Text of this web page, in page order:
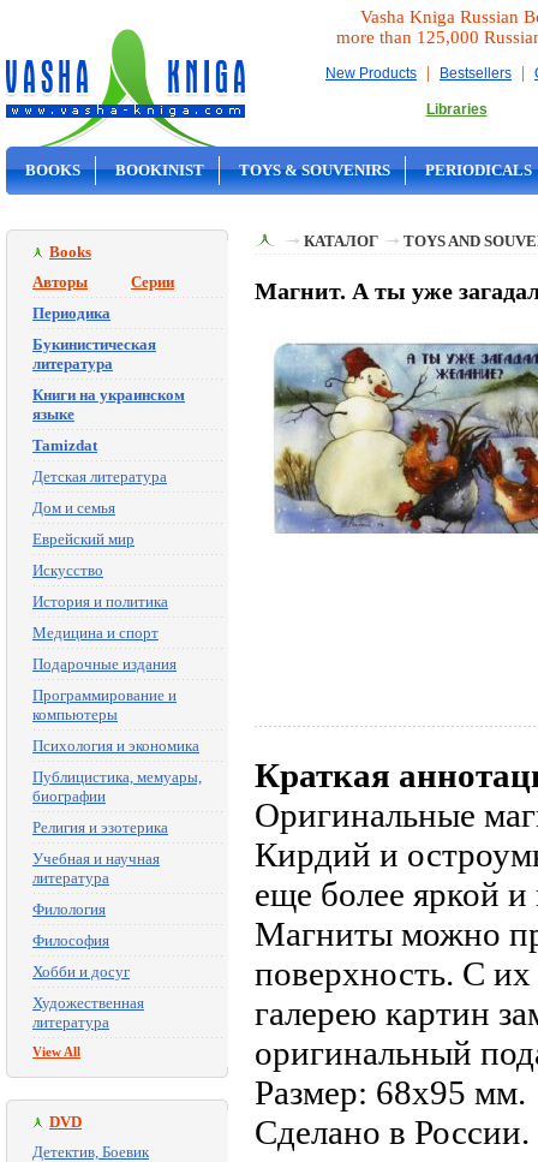
Vasha Kniga Russian
more than 125,000
New Products | Bestsellers |
Libraries
BOOKS BOOKINIST TOYS & SOUVENIRS PERIODICALS
Books
Авторы
Серии
Периодика
Букинистическая
литература
Книги на украинском
языке
Tamizdat
Детская литература
Дом и семья
Еврейский мир
Искусство
История и политика
Медицина и спорт
Подарочные издания
Программирование и
компьютеры
Психология и экономика
Публицистика, мемуары,
биографии
Религия и эзотерика
Учебная и научная
литература
Филология
Философия
Хобби и досуг
Художественная
литература
View All
DVD
Детектив, Боевик
КАТАЛОГ TOYS AND
Магнит. А ты уже
Краткая
Оригинальные
Кирдий и
еще более яркой и
Магниты можно
поверхность. С
галерею картин
оригинальный
Размер: 68х95 мм.
Сделано в России.